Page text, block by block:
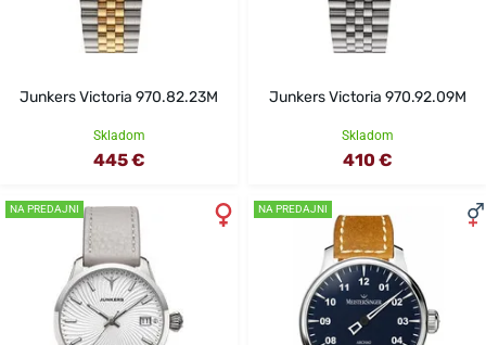
Junkers Victoria 970.82.23M
Skladom
445 €
Junkers Victoria 970.92.09M
Skladom
410 €
NA PREDAJNI NA PREDAJNI